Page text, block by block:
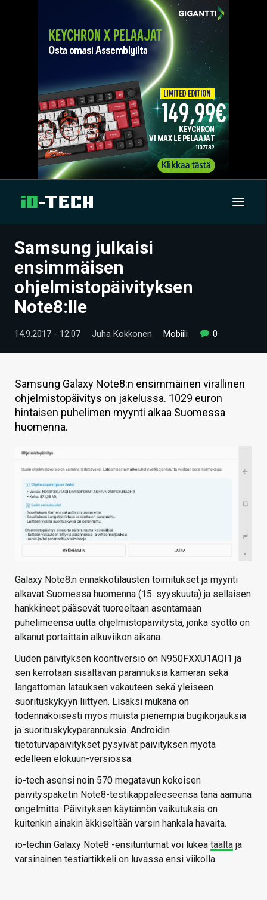
UUTISET
ARTIKKELIT
VIDEOT
TECHBBS
HINTA.FI
KAUPPA
VAIHDA TEEMA
HAKU
Samsung julkaisi
ensimmäisen
ohjelmistopäivityksen
Note8:lle
14.9.2017 - 12:07 Juha Kokkonen Mobiili 0
Samsung Galaxy Note8:n ensimmäinen virallinen
ohjelmistopäivitys on jakelussa. 1029 euron
hintaisen puhelimen myynti alkaa Suomessa
huomenna.
Galaxy Note8:n ennakkotilausten toimitukset ja myynti
alkavat Suomessa huomenna (15. syyskuuta) ja sellaisen
hankkineet pääsevät tuoreeltaan asentamaan
puhelimeensa uutta ohjelmistopäivitystä, jonka syöttö on
alkanut portaittain alkuviikon aikana.
Uuden päivityksen koontiversio on N950FXXU1AQI1 ja
sen kerrotaan sisältävän parannuksia kameran sekä
langattoman latauksen vakauteen sekä yleiseen
suorituskykyyn liittyen. Lisäksi mukana on
todennäköisesti myös muista pienempiä bugikorjauksia
ja suorituskykyparannuksia. Androidin
tietoturvapäivitykset pysyivät päivityksen myötä
edelleen elokuun-versiossa.
io-tech asensi noin 570 megatavun kokoisen
päivityspaketin Note8-testikappaleeseensa tänä aamuna
ongelmitta. Päivityksen käytännön vaikutuksia on
kuitenkin ainakin äkkiseltään varsin hankala havaita.
io-techin Galaxy Note8 -ensituntumat voi lukea täältä ja
varsinainen testiartikkeli on luvassa ensi viikolla.